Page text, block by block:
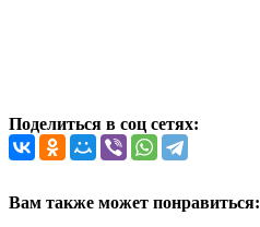
Поделиться в соц сетях:
Вам также может понравиться: